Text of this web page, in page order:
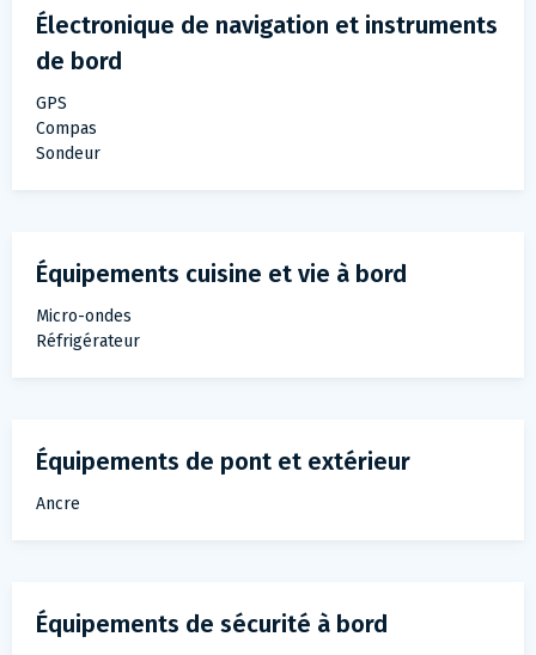
Électronique de navigation et instruments
de bord
GPS
Compas
Sondeur
Équipements cuisine et vie à bord
Micro-ondes
Réfrigérateur
Équipements de pont et extérieur
Ancre
Équipements de sécurité à bord